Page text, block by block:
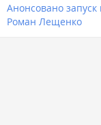
Анонсовано
Роман Лещенко